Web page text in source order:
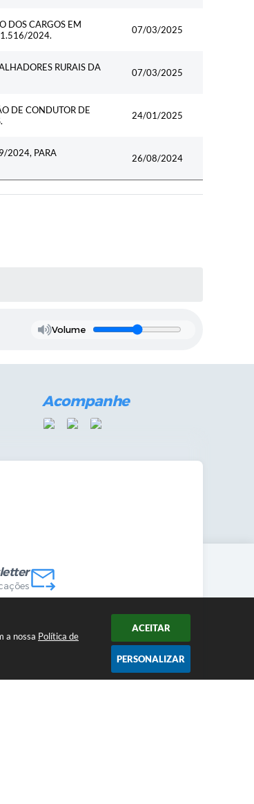
a nossa Política de
ACEITAR
PERSONALIZAR
DOS CARGOS EM
1.516/2024.
07/03/2025
RURAIS DA
07/03/2025
DE CONDUTOR DE
24/01/2025
2024, PARA
26/08/2024
Volume
Acompanhe